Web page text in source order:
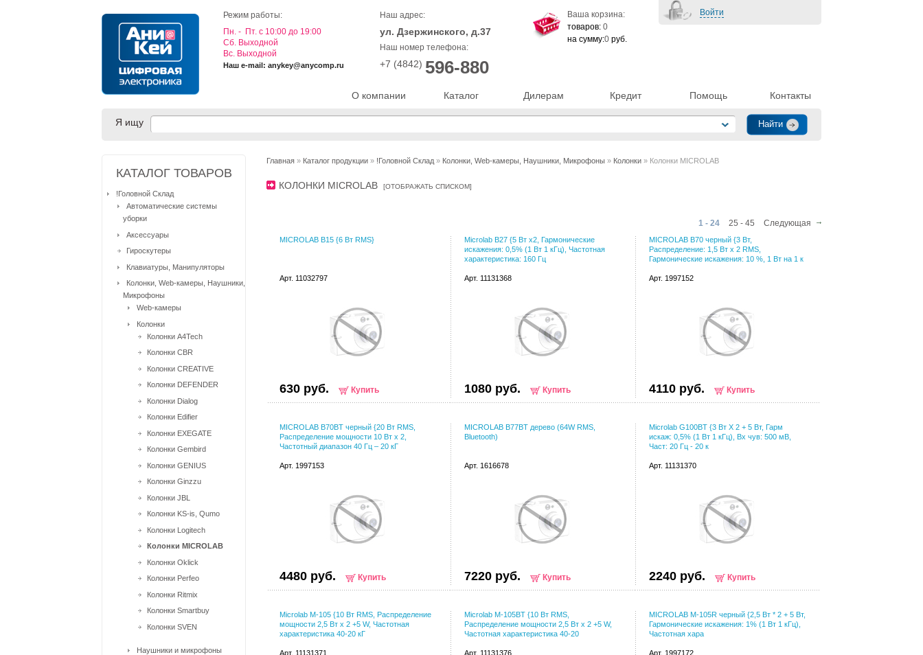
О компании Каталог Дилерам Кредит Помощь Контакты
Режим работы:
Пн. - Пт. с 10:00 до 19:00
Cб. Выходной
Вс. Выходной
Наш e-mail: anykey@anycomp.ru
Наш адрес:
ул. Дзержинского, д.37
Наш номер телефона:
+7 (4842) 596-880
Войти
Ваша корзина:
товаров: 0
на сумму:0 руб.
Я ищу
Главная » Каталог продукции » !Головной Склад » Колонки, Web-камеры, Наушники, Микрофоны » Колонки » Колонки MICROLAB
КОЛОНКИ MICROLAB [ОТОБРАЖАТЬ СПИСКОМ]
1 - 24 25 - 45 Следующая
MICROLAB B15 {6 Вт RMS}
Арт. 11032797
630 руб. Купить
Microlab B27 {5 Вт х2, Гармонические
искажения: 0,5% (1 Вт 1 кГц), Частотная
характеристика: 160 Гц
Арт. 11131368
1080 руб. Купить
MICROLAB B70 черный {3 Вт,
Распределение: 1,5 Вт x 2 RMS,
Гармонические искажения: 10 %, 1 Вт на 1 к
Арт. 1997152
4110 руб. Купить
MICROLAB B70BT черный {20 Вт RMS,
Распределение мощности 10 Вт х 2,
Частотный диапазон 40 Гц – 20 кГ
Арт. 1997153
4480 руб. Купить
MICROLAB B77BT дерево (64W RMS,
Bluetooth)
Арт. 1616678
7220 руб. Купить
Microlab G100BT {3 Вт X 2 + 5 Вт, Гарм
искаж: 0,5% (1 Вт 1 кГц), Вх чув: 500 мВ,
Част: 20 Гц - 20 к
Арт. 11131370
2240 руб. Купить
Microlab M-105 {10 Вт RMS, Распределение
мощности 2,5 Вт х 2 +5 W, Частотная
характеристика 40-20 кГ
Арт. 11131371
Microlab M-105BT {10 Вт RMS,
Распределение мощности 2,5 Вт х 2 +5 W,
Частотная характеристика 40-20
Арт. 11131376
MICROLAB M-105R черный {2,5 Вт * 2 + 5 Вт,
Гармонические искажения: 1% (1 Вт 1 кГц),
Частотная хара
Арт. 1997172
КАТАЛОГ ТОВАРОВ
!Головной Склад
Автоматические системы
уборки
Аксессуары
Гироскутеры
Клавиатуры, Манипуляторы
Колонки, Web-камеры, Наушники,
Микрофоны
Web-камеры
Колонки
Колонки A4Tech
Колонки CBR
Колонки CREATIVE
Колонки DEFENDER
Колонки Dialog
Колонки Edifier
Колонки EXEGATE
Колонки Gembird
Колонки GENIUS
Колонки Ginzzu
Колонки JBL
Колонки KS-is, Qumo
Колонки Logitech
Колонки MICROLAB
Колонки Oklick
Колонки Perfeo
Колонки Ritmix
Колонки Smartbuy
Колонки SVEN
Наушники и микрофоны